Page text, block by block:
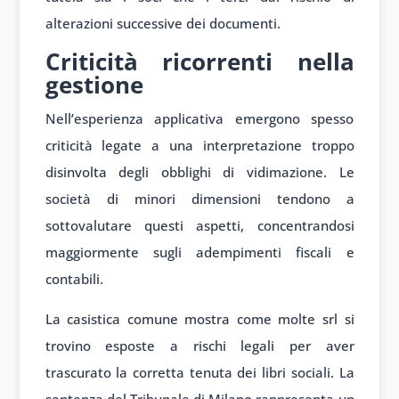
alterazioni successive dei documenti.
Criticità ricorrenti nella
gestione
Nell’esperienza applicativa emergono spesso
criticità legate a una interpretazione troppo
disinvolta degli obblighi di vidimazione. Le
società di minori dimensioni tendono a
sottovalutare questi aspetti, concentrandosi
maggiormente sugli adempimenti fiscali e
contabili.
La casistica comune mostra come molte srl si
trovino esposte a rischi legali per aver
trascurato la corretta tenuta dei libri sociali. La